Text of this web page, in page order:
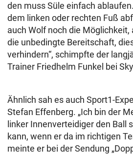
den muss Süle einfach
dem linken oder rechten Fuß
auch Wolf noch die Möglichkeit,
die unbedingte Bereitschaft,
verhindern“, schimpfte der
Trainer Friedhelm Funkel bei
Ähnlich sah es auch Sport1-
Stefan Effenberg. „Ich bin der
linker Innenverteidiger den Ball
kann, wenn er da im richtigen
meinte er bei der Sendung